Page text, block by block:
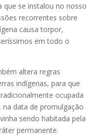
que se instalou no nosso
recorrentes sobre
causa torpor,
em todo o
altera regras
indígenas, para que
ocupada
data de promulgação
sendo habitada pela
permanente.